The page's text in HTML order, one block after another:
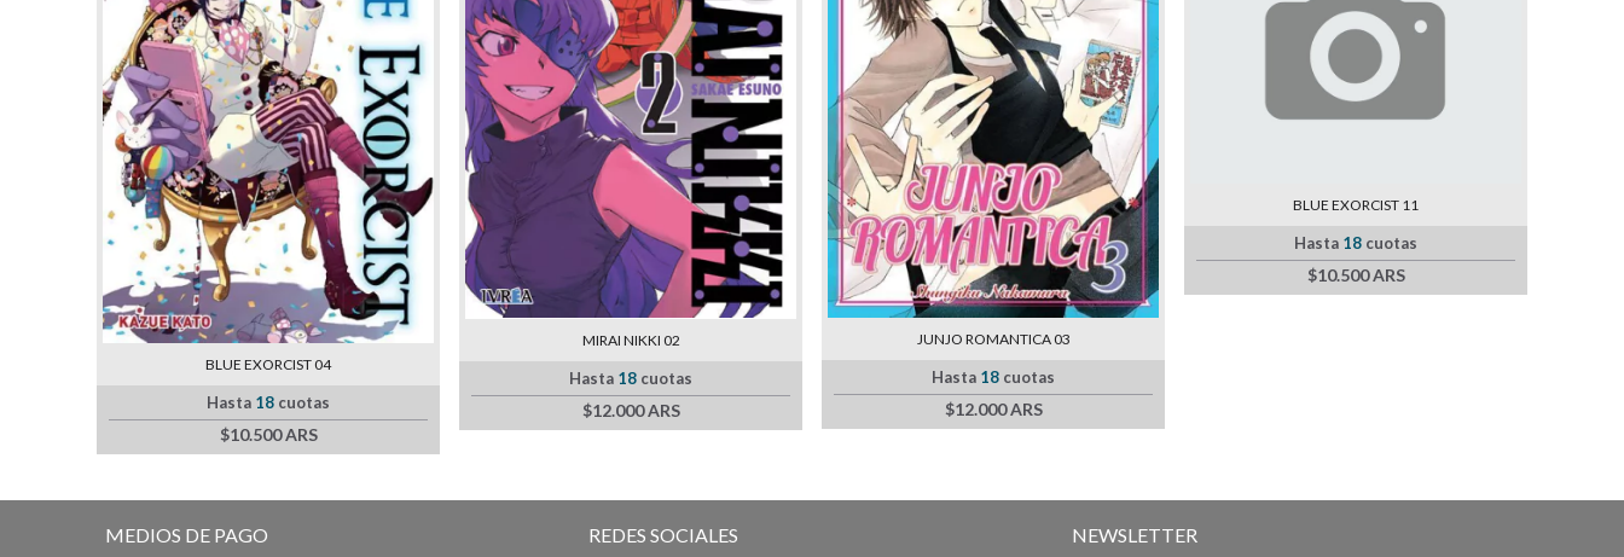
BLUE EXORCIST 04
Hasta 18 cuotas
$10.500 ARS
MIRAI NIKKI 02
Hasta 18 cuotas
$12.000 ARS
JUNJO ROMANTICA 03
Hasta 18 cuotas
$12.000 ARS
BLUE EXORCIST 11
Hasta 18 cuotas
$10.500 ARS
MEDIOS DE PAGO REDES SOCIALES NEWSLETTER